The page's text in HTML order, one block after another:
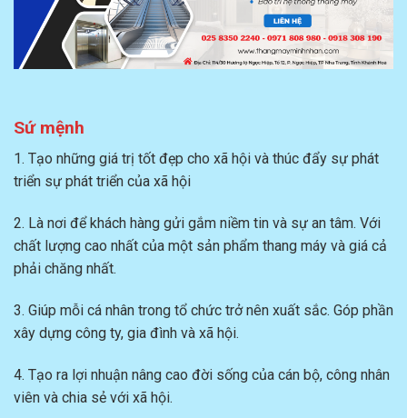
Sứ mệnh
1. Tạo những giá trị tốt đẹp cho xã hội và thúc đẩy sự phát
triển sự phát triển của xã hội
2. Là nơi để khách hàng gửi gắm niềm tin và sự an tâm. Với
chất lượng cao nhất của một sản phẩm thang máy và giá cả
phải chăng nhất.
3. Giúp mỗi cá nhân trong tổ chức trở nên xuất sắc. Góp phần
xây dựng công ty, gia đình và xã hội.
4. Tạo ra lợi nhuận nâng cao đời sống của cán bộ, công nhân
viên và chia sẻ với xã hội.